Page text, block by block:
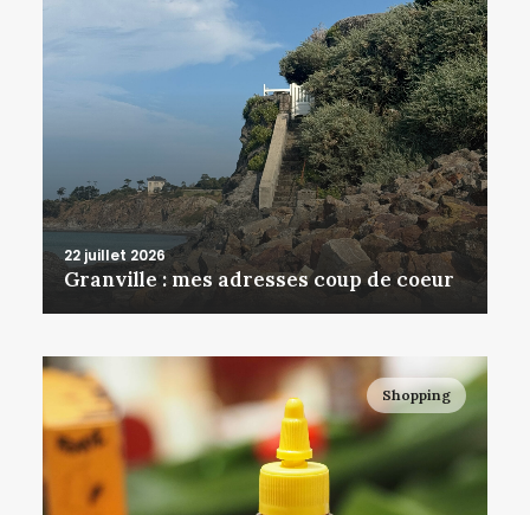
22 juillet 2026
Granville : mes adresses coup de coeur
Shopping